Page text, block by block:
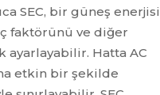
SEC, bir güneş enerjisi
faktörünü ve diğer
Hatta AC
etkin bir şekilde